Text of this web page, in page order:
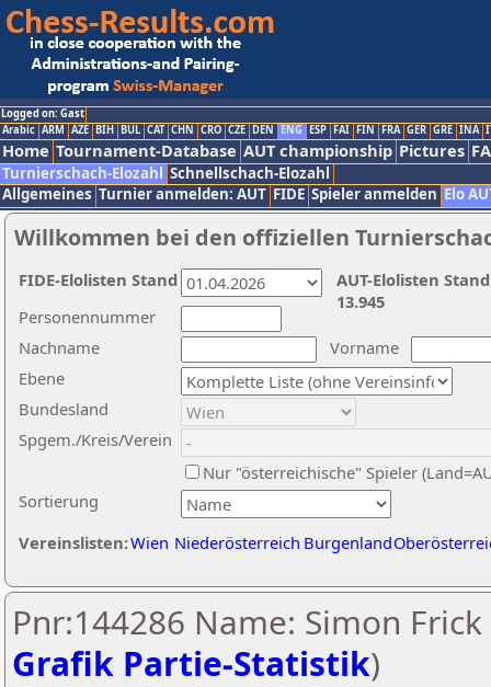
Logged on: Gast
Arabic ARM AZE BIH BUL CAT CHN CRO CZE DEN ENG ESP FAI FIN FRA GER GRE INA
Home Tournament-Database AUT championship Pictures
Turnierschach-Elozahl Schnellschach-Elozahl
Allgemeines Turnier anmelden: AUT FIDE Spieler anmelden Elo
Willkommen bei den offiziellen
Nachname
Vorname
Ebene
Sortierung
Personennummer
Bundesland
Spgem./Kreis/Verein
Nur "österreichische" Spieler
Vereinslisten:Wien Niederösterreich Burgenland
AUT-Elolisten
13.945
FIDE-Elolisten Stand
Pnr:144286 Name: Simon Frick
Grafik Partie-Statistik)